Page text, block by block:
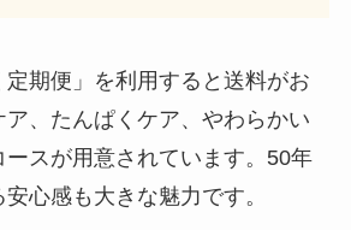
期便」を利用すると送料がお
、たんぱくケア、やわらかい
スが用意されています。50年
心感も大きな魅力です。